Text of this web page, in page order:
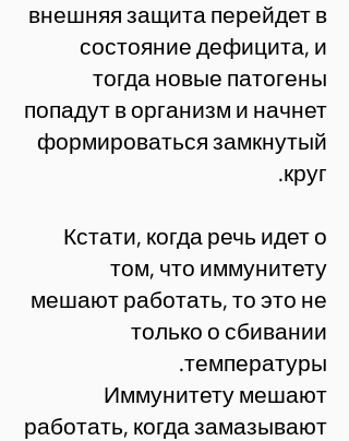
внешняя защита перейдет в
состояние дефицита, и
тогда новые патогены
попадут в организм и начнет
формироваться замкнутый
круг.
Кстати, когда речь идет о
том, что иммунитету
мешают работать, то это не
только о сбивании
температуры.
Иммунитету мешают
работать, когда замазывают